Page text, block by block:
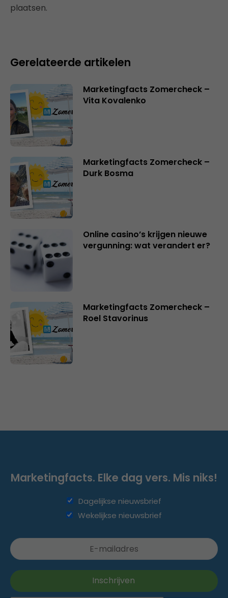
plaatsen.
Gerelateerde artikelen
Marketingfacts Zomercheck –
Vita Kovalenko
Marketingfacts Zomercheck –
Durk Bosma
Online casino’s krijgen nieuwe
vergunning: wat verandert er?
Marketingfacts Zomercheck –
Roel Stavorinus
Marketingfacts. Elke dag vers. Mis niks!
Dagelijkse nieuwsbrief
Wekelijkse nieuwsbrief